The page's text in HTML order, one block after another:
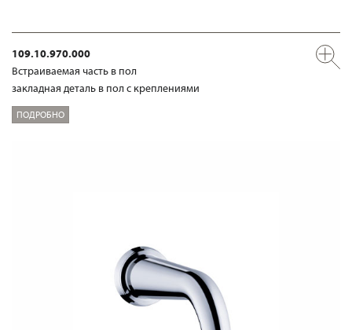
109.10.970.000
Встраиваемая часть в пол
закладная деталь в пол с креплениями
ПОДРОБНО